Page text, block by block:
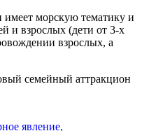
имеет морскую тематику и
и взрослых (дети от 3-х
взрослых, а
явление,